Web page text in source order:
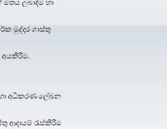
ලබාදිම හා
මුද්දර ගාස්තු
අධිකරණ ලේඛන
ආදායම් රැස්කිරීම